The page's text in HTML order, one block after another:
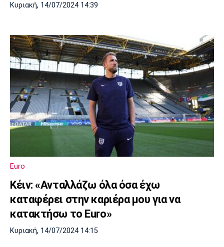
Κυριακή, 14/07/2024 14:39
Euro
Κέιν: «Ανταλλάζω όλα όσα έχω
καταφέρει στην καριέρα μου για να
κατακτήσω το Euro»
Κυριακή, 14/07/2024 14:15